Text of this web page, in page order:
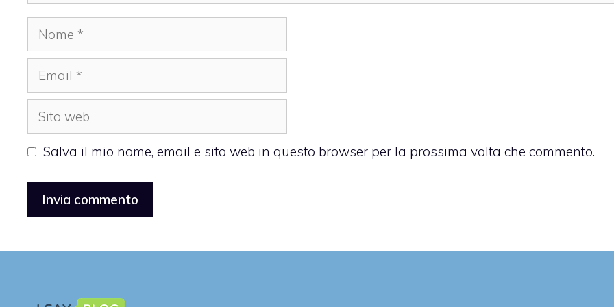
Nome
Email
Sito
web
Salva il mio nome, email e sito web in questo browser per la prossima volta che commento.